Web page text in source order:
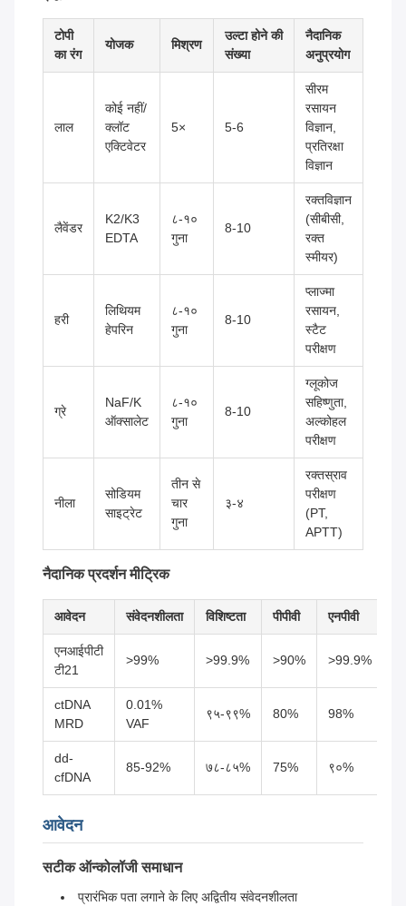
टोपी
का रंग
योजक मिश्रण
उल्टा होने की
संख्या
नैदानिक
अनुप्रयोग
लाल
कोई नहीं/
क्लॉट
एक्टिवेटर
5× 5-6
सीरम
रसायन
विज्ञान,
प्रतिरक्षा
विज्ञान
लैवेंडर
K2/K3
EDTA
८-१०
गुना
8-10
रक्तविज्ञान
(सीबीसी,
रक्त
स्मीयर)
हरी
लिथियम
हेपरिन
८-१०
गुना
8-10
प्लाज्मा
रसायन,
स्टैट
परीक्षण
ग्रे
NaF/K
ऑक्सालेट
८-१०
गुना
8-10
ग्लूकोज
सहिष्णुता,
अल्कोहल
परीक्षण
नीला
सोडियम
साइट्रेट
तीन से
चार
गुना
३-४
रक्तस्राव
परीक्षण
(PT,
APTT)
नैदानिक प्रदर्शन मीट्रिक
आवेदन संवेदनशीलता विशिष्टता पीपीवी एनपीवी
एनआईपीटी
टी21
>99% >99.9% >90% >99.9%
ctDNA
MRD
0.01%
VAF
९५-९९% 80% 98%
dd-
cfDNA
85-92% ७८-८५% 75% ९०%
आवेदन
सटीक ऑन्कोलॉजी समाधान
प्रारंभिक पता लगाने के लिए अद्वितीय संवेदनशीलता